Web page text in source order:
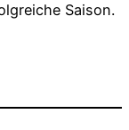
Saison.